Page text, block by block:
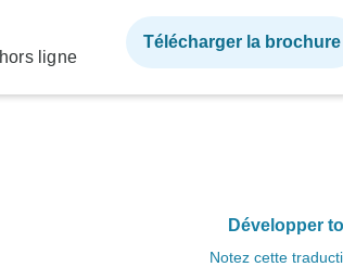
ligne
Télécharger la brochure
Développer
Notez cette